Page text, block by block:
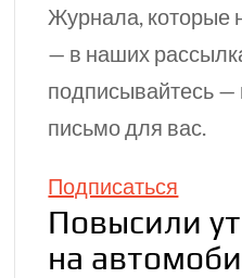
Журнала, которые
— в наших
подписывайтесь
письмо для вас.
Подписаться
Повысили
на